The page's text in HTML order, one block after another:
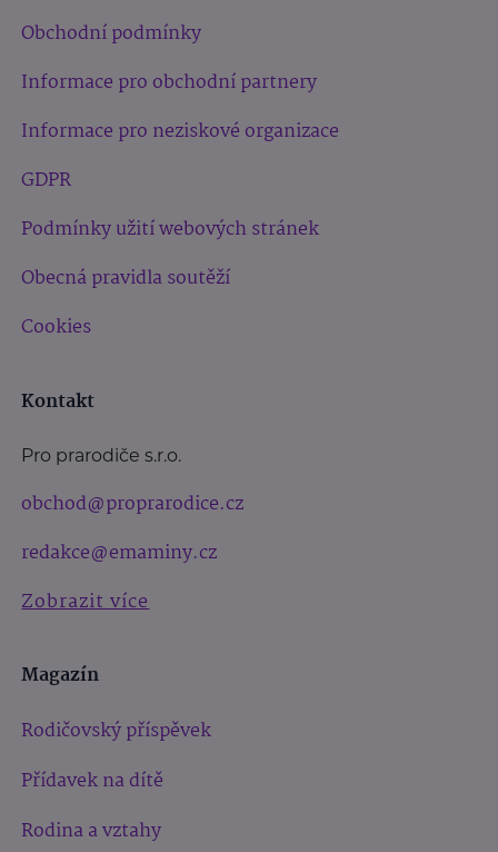
Obchodní podmínky
Informace pro obchodní partnery
Informace pro neziskové organizace
GDPR
Podmínky užití webových stránek
Obecná pravidla soutěží
Cookies
Kontakt
Pro prarodiče s.r.o.
obchod@proprarodice.cz
redakce@emaminy.cz
Zobrazit více
Magazín
Rodičovský příspěvek
Přídavek na dítě
Rodina a vztahy